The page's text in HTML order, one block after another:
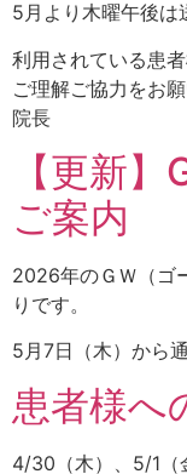
5月より木曜午後は
利用されている患
ご理解ご協力をお
院長
【更新
ご案内
2026年のＧＷ（ゴ
りです。
5月7日（木）から
患者様へ
4/30（木）、5/1（